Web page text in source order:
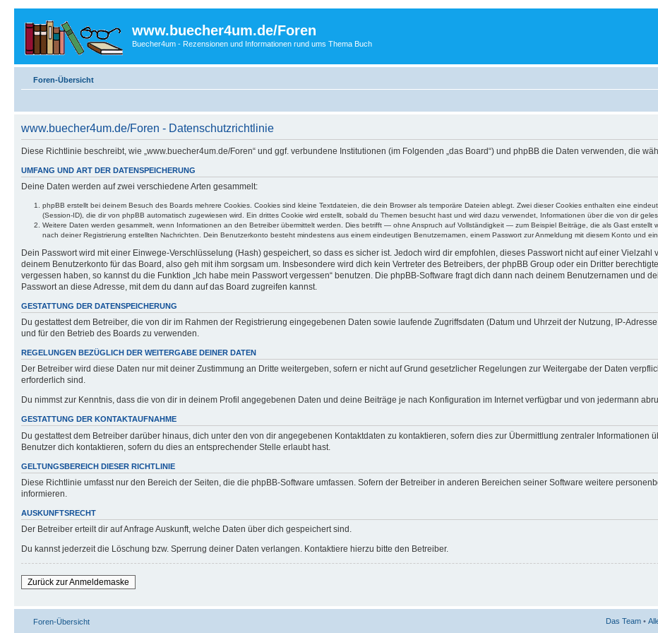
www.buecher4um.de/Foren
Buecher4um - Rezensionen und Informationen rund ums Thema Buch
Foren-Übersicht
www.buecher4um.de/Foren - Datenschutzrichtlinie
Diese Richtlinie beschreibt, wie „www.buecher4um.de/Foren“ und ggf. verbundene Institutionen (im Folgenden „das Board“) und phpBB die Daten verwenden, die
UMFANG UND ART DER DATENSPEICHERUNG
Deine Daten werden auf zwei verschiedene Arten gesammelt:
phpBB erstellt bei deinem Besuch des Boards mehrere Cookies. Cookies sind kleine Textdateien, die dein Browser als temporäre Dateien ablegt. Zwei dieser Cookies enthalten eine
(Session-ID), die dir von phpBB automatisch zugewiesen wird. Ein drittes Cookie wird erstellt, sobald du Themen besucht hast und wird dazu verwendet, Informationen über die von dir
Weitere Daten werden gesammelt, wenn Informationen an den Betreiber übermittelt werden. Dies betrifft — ohne Anspruch auf Vollständigkeit — zum Beispiel Beiträge, die als Gast
nach deiner Registrierung erstellten Nachrichten. Dein Benutzerkonto besteht mindestens aus einem eindeutigen Benutzernamen, einem Passwort zur Anmeldung mit diesem Konto und
Dein Passwort wird mit einer Einwege-Verschlüsselung (Hash) gespeichert, so dass es sicher ist. Jedoch wird dir empfohlen, dieses Passwort nicht auf einer
deinem Benutzerkonto für das Board, also geh mit ihm sorgsam um. Insbesondere wird dich kein Vertreter des Betreibers, der phpBB Group oder ein Dritter
vergessen haben, so kannst du die Funktion „Ich habe mein Passwort vergessen“ benutzen. Die phpBB-Software fragt dich dann nach deinem Benutzernamen und
Passwort an diese Adresse, mit dem du dann auf das Board zugreifen kannst.
GESTATTUNG DER DATENSPEICHERUNG
Du gestattest dem Betreiber, die von dir im Rahmen der Registrierung eingegebenen Daten sowie laufende Zugriffsdaten (Datum und Uhrzeit der Nutzung, IP-
und für den Betrieb des Boards zu verwenden.
REGELUNGEN BEZÜGLICH DER WEITERGABE DEINER DATEN
Der Betreiber wird diese Daten nur mit deiner Zustimmung an Dritte weitergeben, sofern er nicht auf Grund gesetzlicher Regelungen zur Weitergabe der Daten
erforderlich sind.
Du nimmst zur Kenntnis, dass die von dir in deinem Profil angegebenen Daten und deine Beiträge je nach Konfiguration im Internet verfügbar und von jedermann
GESTATTUNG DER KONTAKTAUFNAHME
Du gestattest dem Betreiber darüber hinaus, dich unter den von dir angegebenen Kontaktdaten zu kontaktieren, sofern dies zur Übermittlung zentraler Informationen
Benutzer dich kontaktieren, sofern du dies an entsprechender Stelle erlaubt hast.
GELTUNGSBEREICH DIESER RICHTLINIE
Diese Richtlinie umfasst nur den Bereich der Seiten, die die phpBB-Software umfassen. Sofern der Betreiber in anderen Bereichen seiner Software weitere
informieren.
AUSKUNFTSRECHT
Der Betreiber erteilt dir auf Anfrage Auskunft, welche Daten über dich gespeichert sind.
Du kannst jederzeit die Löschung bzw. Sperrung deiner Daten verlangen. Kontaktiere hierzu bitte den Betreiber.
Zurück zur Anmeldemaske
Foren-Übersicht Das Team •